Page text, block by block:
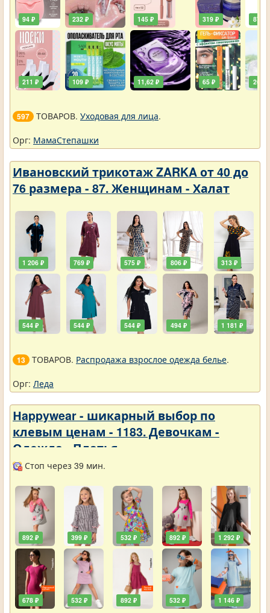
94 ₽
211 ₽
232 ₽
109 ₽
145 ₽
11,62 ₽
319 ₽
65 ₽
87 ₽
261 ₽
597 ТОВАРОВ. Уходовая для лица.
Орг: МамаСтепашки
Ивановский трикотаж ZARKA от 40 до
76 размера - 87. Женщинам - Халат
1 206 ₽
544 ₽
769 ₽
544 ₽
575 ₽
544 ₽
806 ₽
494 ₽
313 ₽
1 181 ₽
13 ТОВАРОВ. Распродажа взрослое одежда белье.
Орг: Леда
Нappywear - шикарный выбор по
клевым ценам - 1183. Девочкам -
Одежда - Платья
Стоп через 39 мин.
892 ₽
678 ₽
399 ₽
532 ₽
532 ₽
892 ₽
892 ₽
532 ₽
1 292 ₽
1 146 ₽